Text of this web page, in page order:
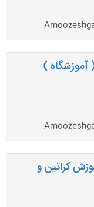
)
کراتین و